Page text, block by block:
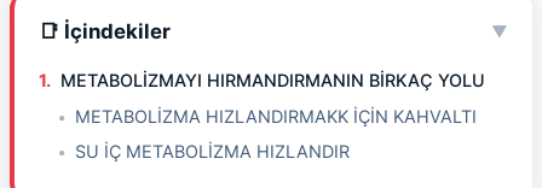
📑 İçindekiler ▼
METABOLİZMAYI HIRMANDIRMANIN BİRKAÇ YOLU
METABOLİZMA HIZLANDIRMAKK İÇİN KAHVALTI
SU İÇ METABOLİZMA HIZLANDIR